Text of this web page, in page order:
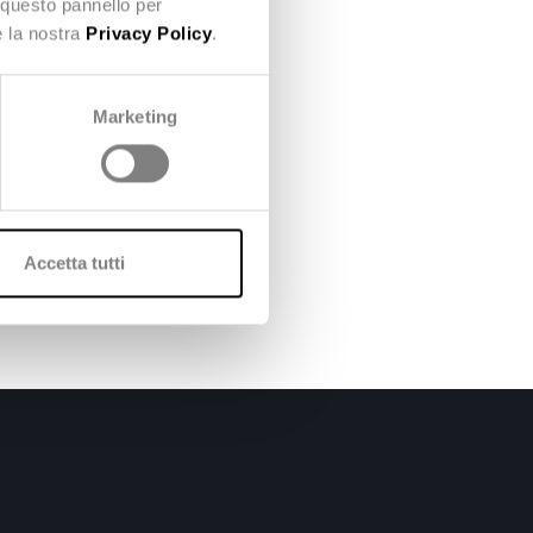
pannello per
la nostra Privacy Policy.
Marketing
Accetta tutti